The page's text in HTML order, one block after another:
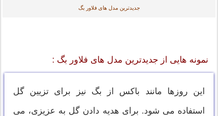
جدیدترین مدل های فلاور بگ
نمونه هایی از جدیدترین مدل های فلاور بگ :
این روزها مانند باکس از بگ نیز برای تزیین گل
استفاده می شود. برای هدیه دادن گل به عزیزی، می